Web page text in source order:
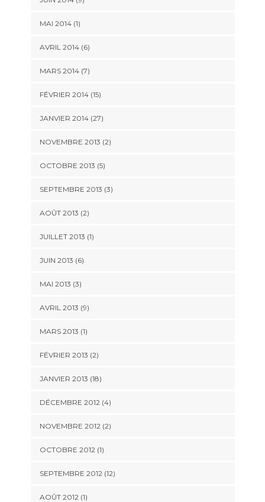
MAI 2014 (1)
AVRIL 2014 (6)
MARS 2014 (7)
FÉVRIER 2014 (15)
JANVIER 2014 (27)
NOVEMBRE 2013 (2)
OCTOBRE 2013 (5)
SEPTEMBRE 2013 (3)
AOÛT 2013 (2)
JUILLET 2013 (1)
JUIN 2013 (6)
MAI 2013 (3)
AVRIL 2013 (9)
MARS 2013 (1)
FÉVRIER 2013 (2)
JANVIER 2013 (18)
DÉCEMBRE 2012 (4)
NOVEMBRE 2012 (2)
OCTOBRE 2012 (1)
SEPTEMBRE 2012 (12)
AOÛT 2012 (1)